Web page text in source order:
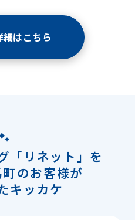
細はこちら
「リネット」を
のお客様が
キッカケ